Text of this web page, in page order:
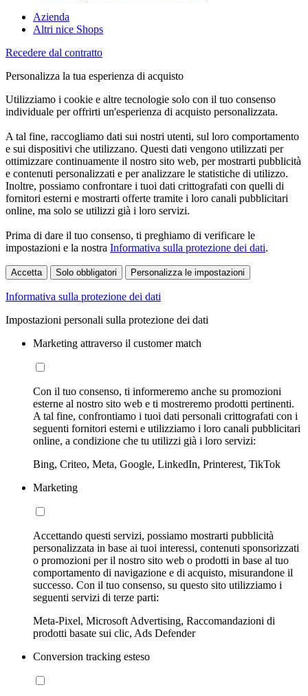
Azienda
Altri nice Shops
Recedere dal contratto
Personalizza la tua esperienza di acquisto
Utilizziamo i cookie e altre tecnologie solo con il tuo consenso
individuale per offrirti un'esperienza di acquisto personalizzata.
A tal fine, raccogliamo dati sui nostri utenti, sul loro comportamento
e sui dispositivi che utilizzano. Questi dati vengono utilizzati per
ottimizzare continuamente il nostro sito web, per mostrarti pubblicità
e contenuti personalizzati e per analizzare le statistiche di utilizzo.
Inoltre, possiamo confrontare i tuoi dati crittografati con quelli di
fornitori esterni e mostrarti offerte tramite i loro canali pubblicitari
online, ma solo se utilizzi già i loro servizi.
Prima di dare il tuo consenso, ti preghiamo di verificare le
impostazioni e la nostra Informativa sulla protezione dei dati.
Accetta Solo obbligatori Personalizza le impostazioni
Informativa sulla protezione dei dati
Impostazioni personali sulla protezione dei dati
Marketing attraverso il customer match
Con il tuo consenso, ti informeremo anche su promozioni
esterne al nostro sito web e ti mostreremo prodotti pertinenti.
A tal fine, confrontiamo i tuoi dati personali crittografati con i
seguenti fornitori esterni e utilizziamo i loro canali pubblicitari
online, a condizione che tu utilizzi già i loro servizi:
Bing, Criteo, Meta, Google, LinkedIn, Printerest, TikTok
Marketing
Accettando questi servizi, possiamo mostrarti pubblicità
personalizzata in base ai tuoi interessi, contenuti sponsorizzati
o promozioni per il nostro sito web o prodotti in base al tuo
comportamento di navigazione e di acquisto, misurandone il
successo. Con il tuo consenso, su questo sito utilizziamo i
seguenti servizi di terze parti:
Meta-Pixel, Microsoft Advertising, Raccomandazioni di
prodotti basate sui clic, Ads Defender
Conversion tracking esteso